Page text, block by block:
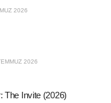
2026
2026
The Invite (2026)